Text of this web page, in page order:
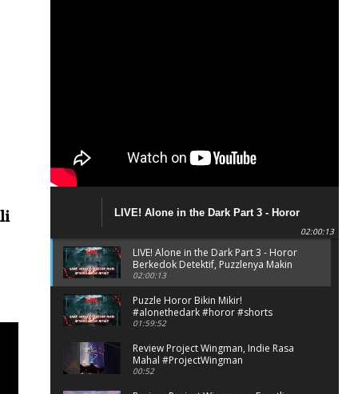
LIVE! Alone in the Dark Part 3 - Horor
Berkedok Detektif, Puzzlenya Makin Bikin
02:00:13
LIVE! Alone in the Dark Part 3 - Horor
Berkedok Detektif, Puzzlenya Makin
Bikin Mikir?
02:00:13
Puzzle Horor Bikin Mikir!
#alonethedark #horor #shorts
01:59:52
Review Project Wingman, Indie Rasa
Mahal #ProjectWingman
00:52